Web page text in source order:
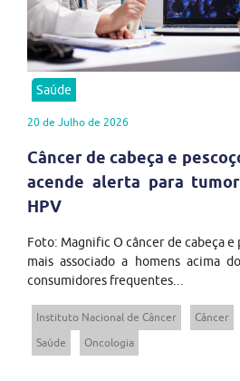
Saúde
20 de Julho de 2026
Câncer de cabeça e
acende alerta para
HPV
Foto: Magnific O câncer de cabeça
mais associado a homens acima
consumidores frequentes...
Instituto Nacional de Câncer Câncer
Saúde
Oncologia